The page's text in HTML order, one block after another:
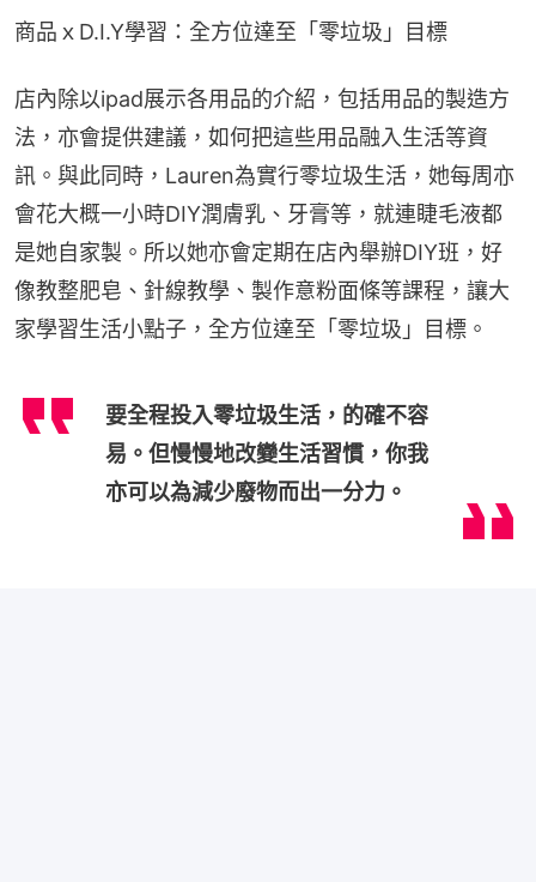
商品ｘD.I.Y學習：全方位達至「零垃圾」目標
店內除以ipad展示各用品的介紹，包括用品的製造方
法，亦會提供建議，如何把這些用品融入生活等資
訊。與此同時，Lauren為實行零垃圾生活，她每周亦
會花大概一小時DIY潤膚乳、牙膏等，就連睫毛液都
是她自家製。所以她亦會定期在店內舉辦DIY班，好
像教整肥皂、針線教學、製作意粉面條等課程，讓大
家學習生活小點子，全方位達至「零垃圾」目標。
要全程投入零垃圾生活，的確不容
易。但慢慢地改變生活習慣，你我
亦可以為減少廢物而出一分力。